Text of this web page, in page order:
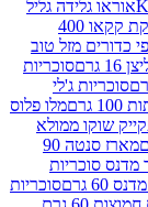
גליל
400
טוב
מלו פלוס
מארז סנטה 90
סוכריות